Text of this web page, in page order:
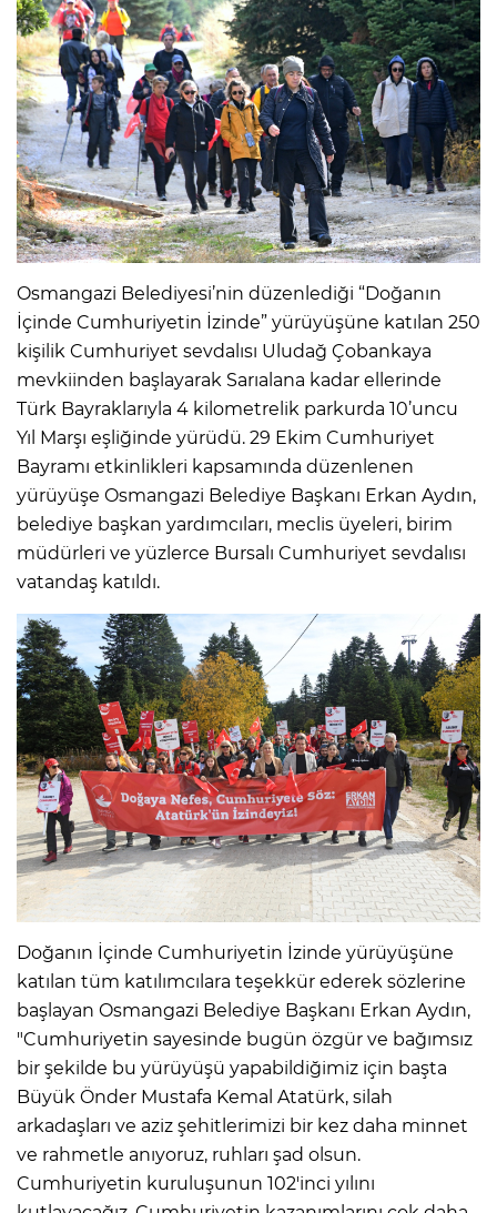
Osmangazi Belediyesi’nin düzenlediği “Doğanın
İçinde Cumhuriyetin İzinde” yürüyüşüne katılan 250
kişilik Cumhuriyet sevdalısı Uludağ Çobankaya
mevkiinden başlayarak Sarıalana kadar ellerinde
Türk Bayraklarıyla 4 kilometrelik parkurda 10’uncu
Yıl Marşı eşliğinde yürüdü. 29 Ekim Cumhuriyet
Bayramı etkinlikleri kapsamında düzenlenen
yürüyüşe Osmangazi Belediye Başkanı Erkan Aydın,
belediye başkan yardımcıları, meclis üyeleri, birim
müdürleri ve yüzlerce Bursalı Cumhuriyet sevdalısı
vatandaş katıldı.
Doğanın İçinde Cumhuriyetin İzinde yürüyüşüne
katılan tüm katılımcılara teşekkür ederek sözlerine
başlayan Osmangazi Belediye Başkanı Erkan Aydın,
"Cumhuriyetin sayesinde bugün özgür ve bağımsız
bir şekilde bu yürüyüşü yapabildiğimiz için başta
Büyük Önder Mustafa Kemal Atatürk, silah
arkadaşları ve aziz şehitlerimizi bir kez daha minnet
ve rahmetle anıyoruz, ruhları şad olsun.
Cumhuriyetin kuruluşunun 102'inci yılını